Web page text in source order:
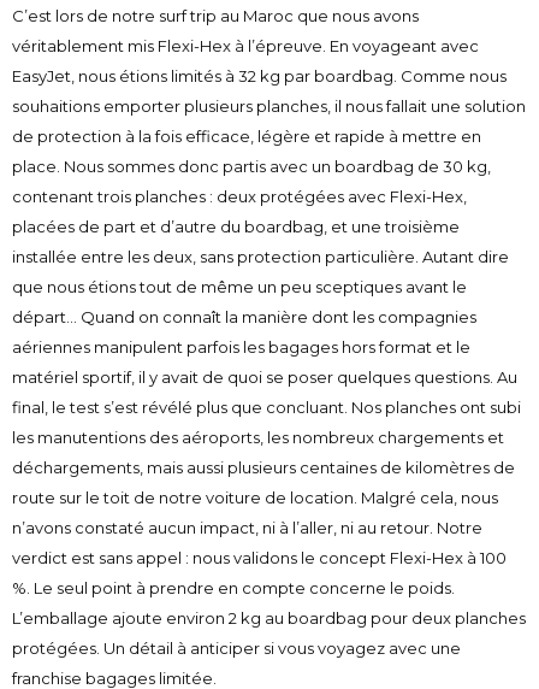
C’est lors de notre surf trip au Maroc que nous avons
véritablement mis Flexi-Hex à l’épreuve. En voyageant avec
EasyJet, nous étions limités à 32 kg par boardbag. Comme nous
souhaitions emporter plusieurs planches, il nous fallait une solution
de protection à la fois efficace, légère et rapide à mettre en
place. Nous sommes donc partis avec un boardbag de 30 kg,
contenant trois planches : deux protégées avec Flexi-Hex,
placées de part et d’autre du boardbag, et une troisième
installée entre les deux, sans protection particulière. Autant dire
que nous étions tout de même un peu sceptiques avant le
départ… Quand on connaît la manière dont les compagnies
aériennes manipulent parfois les bagages hors format et le
matériel sportif, il y avait de quoi se poser quelques questions. Au
final, le test s’est révélé plus que concluant. Nos planches ont subi
les manutentions des aéroports, les nombreux chargements et
déchargements, mais aussi plusieurs centaines de kilomètres de
route sur le toit de notre voiture de location. Malgré cela, nous
n’avons constaté aucun impact, ni à l’aller, ni au retour. Notre
verdict est sans appel : nous validons le concept Flexi-Hex à 100
%. Le seul point à prendre en compte concerne le poids.
L’emballage ajoute environ 2 kg au boardbag pour deux planches
protégées. Un détail à anticiper si vous voyagez avec une
franchise bagages limitée.